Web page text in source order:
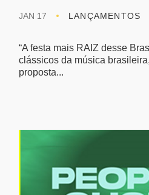
JAN 17 LANÇAMENTOS
“A festa mais RAIZ desse
clássicos da música
proposta...